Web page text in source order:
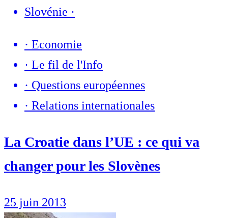
Slovénie ·
· Economie
· Le fil de l'Info
· Questions européennes
· Relations internationales
La Croatie dans l’UE : ce qui va
changer pour les Slovènes
25 juin 2013